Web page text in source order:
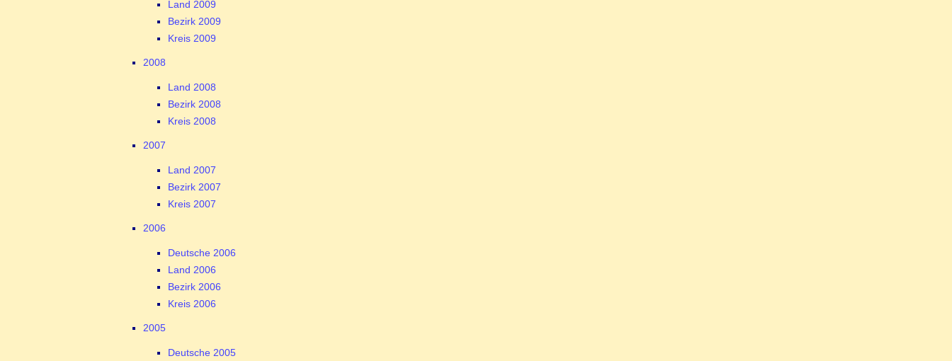
Land 2009
Bezirk 2009
Kreis 2009
2008
Land 2008
Bezirk 2008
Kreis 2008
2007
Land 2007
Bezirk 2007
Kreis 2007
2006
Deutsche 2006
Land 2006
Bezirk 2006
Kreis 2006
2005
Deutsche 2005